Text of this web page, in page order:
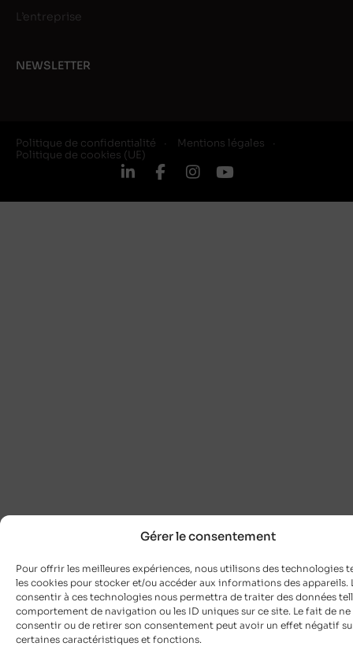
Gérer le consentement
Pour offrir les meilleures expériences, nous utilisons des technologies
les cookies pour stocker et/ou accéder aux informations des appareils.
consentir à ces technologies nous permettra de traiter des données
comportement de navigation ou les ID uniques sur ce site. Le fait de ne
consentir ou de retirer son consentement peut avoir un effet négatif
certaines caractéristiques et fonctions.
L’entreprise
NEWSLETTER
Politique de confidentialité
Mentions légales
Politique de cookies (UE)